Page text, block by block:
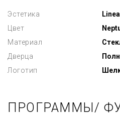
Эстетика
Linea
Цвет
Материал
Дверца
Логотип
ПРОГРАММЫ/